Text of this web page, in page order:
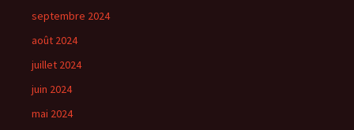
septembre 2024
août 2024
juillet 2024
juin 2024
mai 2024